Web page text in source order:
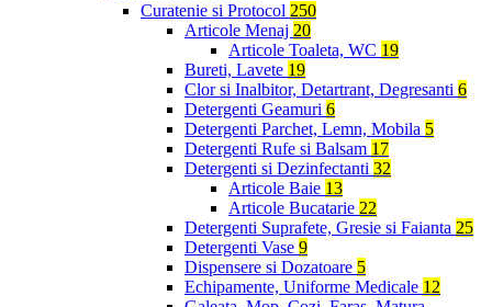
Curatenie si Protocol 250
Articole Menaj 20
Articole Toaleta, WC 19
Bureti, Lavete 19
Clor si Inalbitor, Detartrant, Degresanti 6
Detergenti Geamuri 6
Detergenti Parchet, Lemn, Mobila 5
Detergenti Rufe si Balsam 17
Detergenti si Dezinfectanti 32
Articole Baie 13
Articole Bucatarie 22
Detergenti Suprafete, Gresie si Faianta 25
Detergenti Vase 9
Dispensere si Dozatoare 5
Echipamente, Uniforme Medicale 12